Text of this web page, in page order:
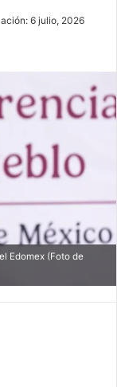
6 julio, 2026
Edomex (Foto de